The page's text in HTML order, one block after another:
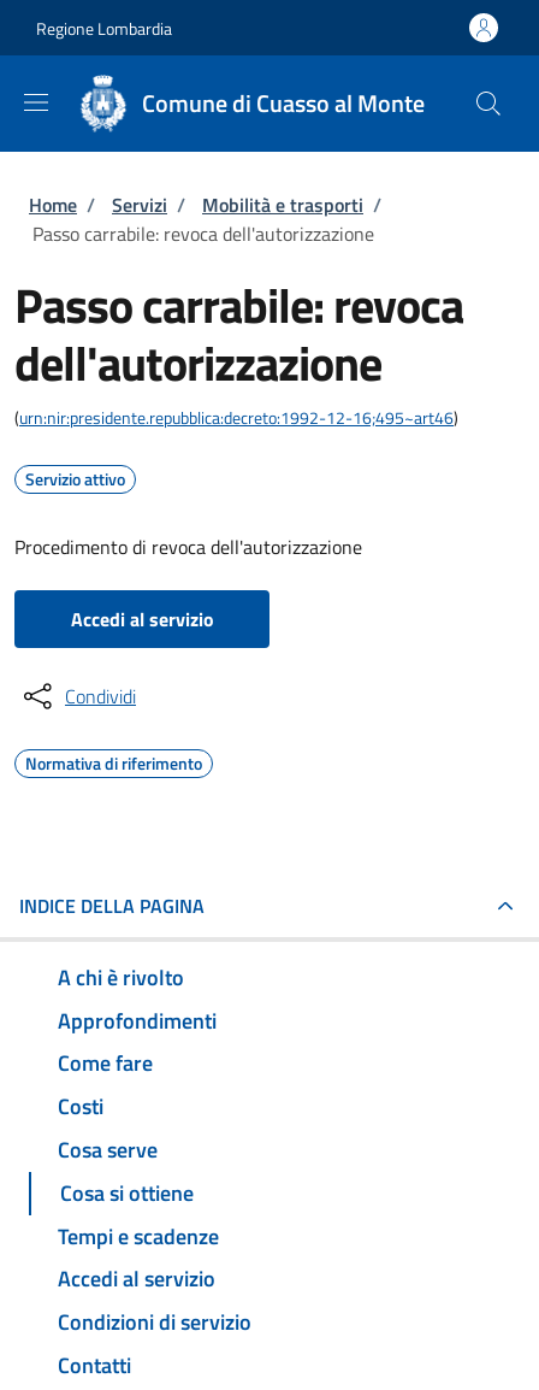
Regione Lombardia
Comune di Cuasso al Monte
Briciole di pane
Home / Servizi / Mobilità e trasporti /
Passo carrabile: revoca dell'autorizzazione
Passo carrabile: revoca
dell'autorizzazione
(urn:nir:presidente.repubblica:decreto:1992-12-16;495~art46)
Servizio attivo
Procedimento di revoca dell'autorizzazione
Accedi al servizio
Condividi
Normativa di riferimento
INDICE DELLA PAGINA
A chi è rivolto
Approfondimenti
Come fare
Costi
Cosa serve
Cosa si ottiene
Tempi e scadenze
Accedi al servizio
Condizioni di servizio
Contatti